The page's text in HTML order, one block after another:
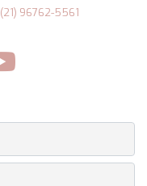
(21) 96762-5561